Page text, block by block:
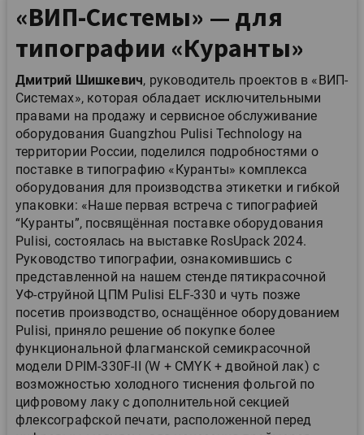
«ВИП-Системы» — для
типографии «Куранты»
Дмитрий Шишкевич, руководитель проектов в «ВИП-
Системах», которая обладает исключительными
правами на продажу и сервисное обслуживание
оборудования Guangzhou Pulisi Technology на
территории России, поделился подробностями о
поставке в типографию «Куранты» комплекса
оборудования для производства этикетки и гибкой
упаковки: «Наше первая встреча с типографией
“Куранты”, посвящённая поставке оборудования
Pulisi, состоялась на выставке RosUpack 2024.
Руководство типографии, ознакомившись с
представленной на нашем стенде пятикрасочной
УФ-струйной ЦПМ Pulisi ELF-330 и чуть позже
посетив производство, оснащённое оборудованием
Pulisi, приняло решение об покупке более
функциональной флагманской семикрасочной
модели DPIM-330F-II (W + CMYK + двойной лак) с
возможностью холодного тиснения фольгой по
цифровому лаку с дополнительной секцией
флексографской печати, расположенной перед